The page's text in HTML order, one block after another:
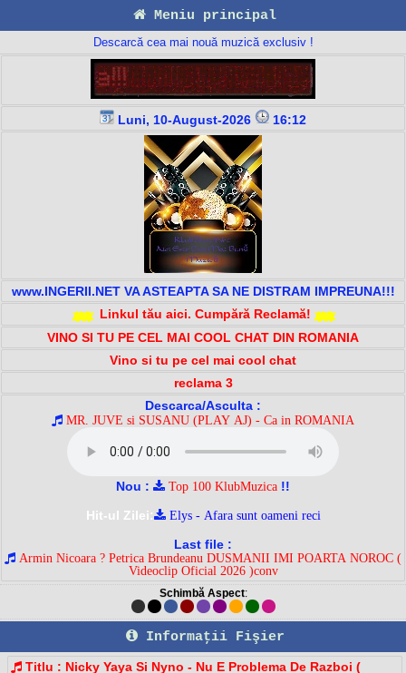
Meniu principal
Descarcă cea mai nouă muzică exclusiv !
Luni, 10-August-2026 16:12
www.INGERII.NET VA ASTEAPTA SA NE DISTRAM IMPREUNA!!!
Linkul tău aici. Cumpără Reclamă!
VINO SI TU PE CEL MAI COOL CHAT DIN ROMANIA
Vino si tu pe cel mai cool chat
reclama 3
Descarca/Asculta :
MR. JUVE si SUSANU (PLAY AJ) - Ca in ROMANIA
Nou : Top 100 KlubMuzica !!
Hit-ul Zilei:
Elys - Afara sunt oameni reci
Last file :
Armin Nicoara ? Petrica Brundeanu DUSMANII IMI POARTA NOROC (
Videoclip Oficial 2026 )conv
Schimbă Aspect:
Informaţii Fişier
Titlu : Nicky Yaya Si Nyno - Nu E Problema De Razboi (